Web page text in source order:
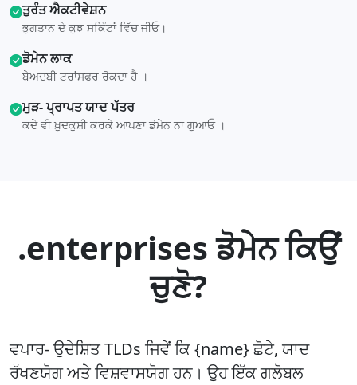
ਤੁਰੰਤ ਐਕਟੀਵੇਸ਼ਨ
ਭੁਗਤਾਨ ਦੇ ਕੁਝ ਸਕਿੰਟਾਂ ਵਿੱਚ ਜੀਓ।
ਡੋਮੇਨ ਲਾਕ
ਬੇਅਦਬੀ ਟਰਾਂਸਫਰ ਰੋਕਦਾ ਹੈ ।
ਮੁੜ- ਪ੍ਰਾਪਤ ਯਾਦ ਪੱਤਰ
ਕਦੇ ਵੀ ਖ਼ੁਦਕੁਸ਼ੀ ਕਰਕੇ ਆਪਣਾ ਡੋਮੇਨ ਨਾ ਗੁਆਓ ।
.enterprises ਡੋਮੇਨ ਕਿਉਂ
ਚੁਣੋ?
ਵਪਾਰ- ਉਦੇਸ਼ਿਤ TLDs ਜਿਵੇਂ ਕਿ {name} ਛੋਟੇ, ਯਾਦ
ਰੱਖਣਯੋਗ ਅਤੇ ਵਿਸ਼ਵਾਸਯੋਗ ਹਨ। ਉਹ ਇੱਕ ਗਲੋਬਲ